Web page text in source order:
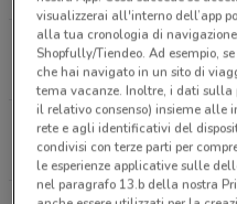
Via Casa Aniello,
8.5 km
Via Passanti, 123
10.2 km
APERTO
visualizzerai all'interno dell’app
alla tua cronologia di
Shopfully/Tiendeo. Ad esempio,
che hai navigato in un sito di
tema vacanze. Inoltre, i dati sulla
il relativo consenso) insieme alle
rete e agli identificativi del
condivisi con terze parti per
le esperienze applicative sulle
nel paragrafo 13.b della nostra